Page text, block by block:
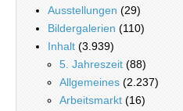
Ausstellungen (29)
Bildergalerien (110)
Inhalt (3.939)
5. Jahreszeit (88)
Allgemeines (2.237)
Arbeitsmarkt (16)